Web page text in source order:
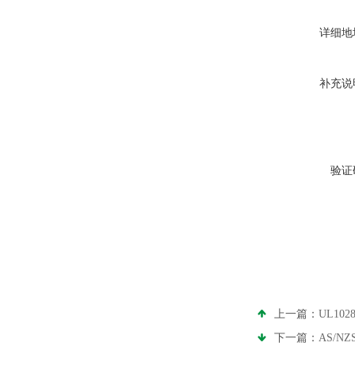
详细地
补充说
验证
上一篇：
下一篇： AS/